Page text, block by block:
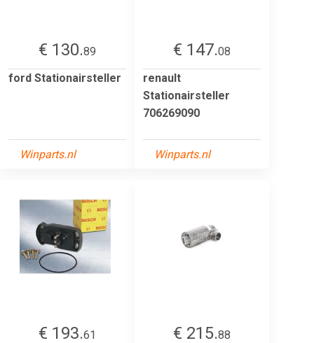
€ 130.89
ford Stationairsteller
Winparts.nl
€ 147.08
renault
Stationairsteller
706269090
Winparts.nl
€ 193.61
€ 215.88